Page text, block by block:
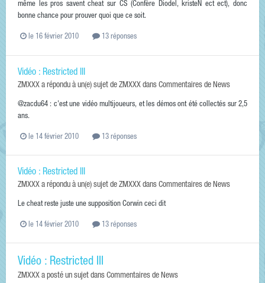
même les pros savent cheat sur CS (Confère Diodel, kristeN ect ect), donc
bonne chance pour prouver quoi que ce soit.
le 16 février 2010 13 réponses
Vidéo : Restricted III
ZMXXX a répondu à un(e) sujet de ZMXXX dans Commentaires de News
@zacdu64 : c'est une vidéo multijoueurs, et les démos ont été collectés sur 2,5
ans.
le 14 février 2010 13 réponses
Vidéo : Restricted III
ZMXXX a répondu à un(e) sujet de ZMXXX dans Commentaires de News
Le cheat reste juste une supposition Corwin ceci dit
le 14 février 2010 13 réponses
Vidéo : Restricted III
ZMXXX a posté un sujet dans Commentaires de News